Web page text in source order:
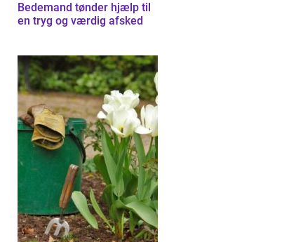
Bedemand tønder hjælp til
en tryg og værdig afsked